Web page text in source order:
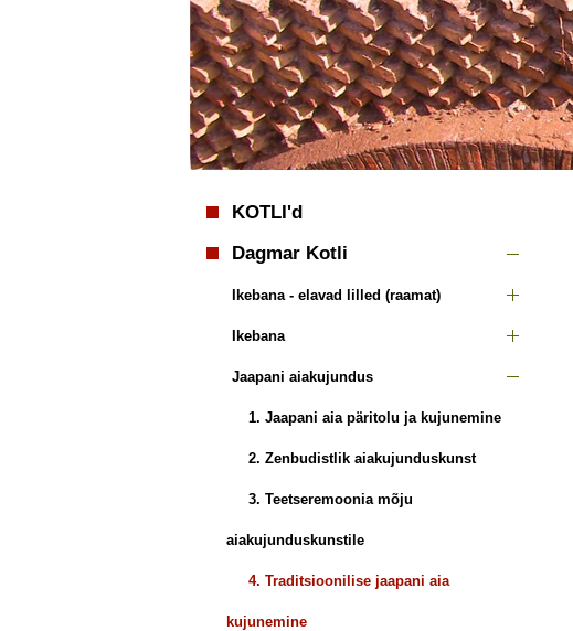
KOTLI'd
Dagmar Kotli
Ikebana - elavad lilled (raamat)
Ikebana
Jaapani aiakujundus
1. Jaapani aia päritolu ja kujunemine
2. Zenbudistlik aiakujunduskunst
3. Teetseremoonia mõju
aiakujunduskunstile
4. Traditsioonilise jaapani aia
kujunemine